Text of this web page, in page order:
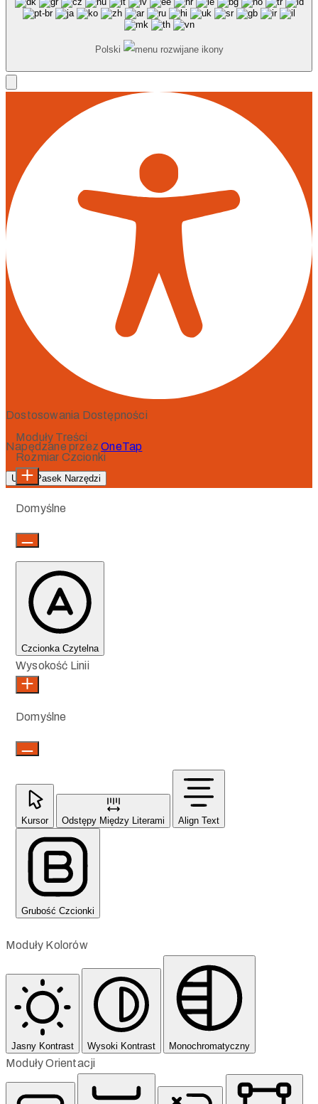
Polski
Dostosowania Dostępności
Napędzane przezOneTap
Ukryj Pasek Narzędzi
Moduły Treści
Rozmiar Czcionki
Domyślne
Czcionka Czytelna
Wysokość Linii
Domyślne
Kursor Odstępy Między Literami Align Text
Grubość Czcionki
Moduły Kolorów
Jasny Kontrast Wysoki Kontrast Monochromatyczny
Moduły Orientacji